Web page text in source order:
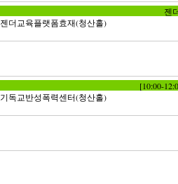
젠
젠더교육플랫폼효재(청산홀)
[10:00-
기독교반성폭력센터(청산홀)